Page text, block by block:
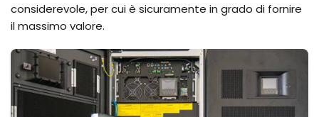
considerevole, per cui è sicuramente in grado di fornire
il massimo valore.